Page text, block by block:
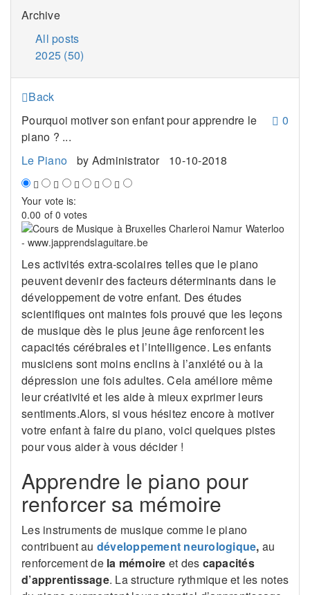
Archive
All posts
2025 (50)
Back
0
Pourquoi motiver son enfant pour apprendre le
piano ? ...
Le Piano
by Administrator 10-10-2018
Your vote is:
0.00 of 0 votes
Les activités extra-scolaires telles que le piano
peuvent devenir des facteurs déterminants dans le
développement de votre enfant. Des études
scientifiques ont maintes fois prouvé que les leçons
de musique dès le plus jeune âge renforcent les
capacités cérébrales et l’intelligence. Les enfants
musiciens sont moins enclins à l’anxiété ou à la
dépression une fois adultes. Cela améliore même
leur créativité et les aide à mieux exprimer leurs
sentiments.Alors, si vous hésitez encore à motiver
votre enfant à faire du piano, voici quelques pistes
pour vous aider à vous décider !
Apprendre le piano pour
renforcer sa mémoire
Les instruments de musique comme le piano
contribuent au développement neurologique, au
renforcement de la mémoire et des capacités
d’apprentissage. La structure rythmique et les notes